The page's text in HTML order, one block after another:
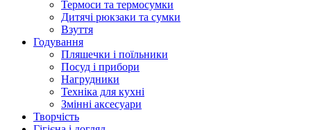
Термоси та термосумки
Дитячі рюкзаки та сумки
Взуття
Годування
Пляшечки і поїльники
Посуд і прибори
Нагрудники
Техніка для кухні
Змінні аксесуари
Творчість